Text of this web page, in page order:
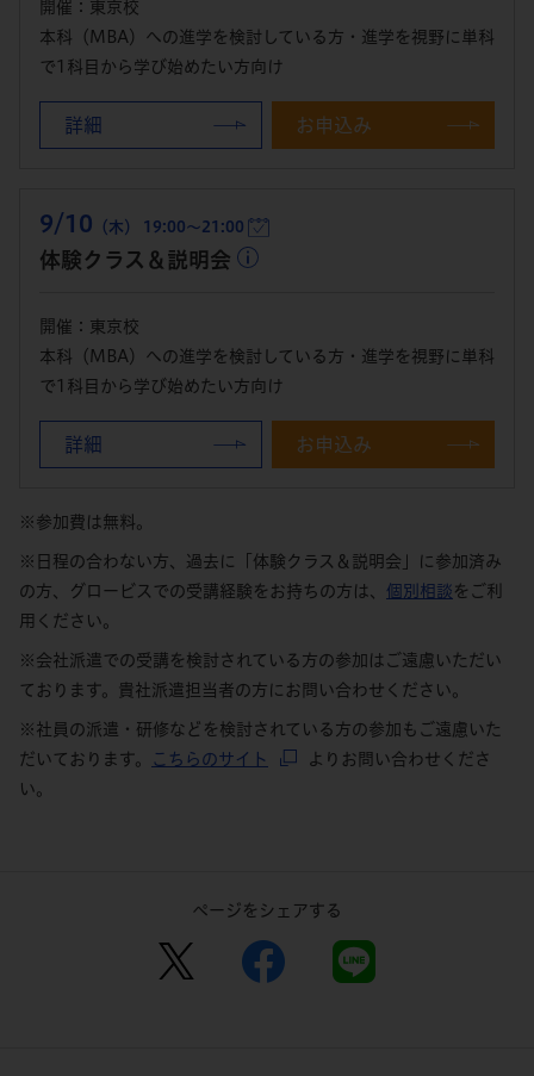
開催：東京校
本科（MBA）への進学を検討している方・進学を視野に単科
で1科目から学び始めたい方向け
詳細 お申込み
9/10 （木） 19:00～21:00
体験クラス＆説明会
開催：東京校
本科（MBA）への進学を検討している方・進学を視野に単科
で1科目から学び始めたい方向け
詳細 お申込み
※参加費は無料。
※日程の合わない方、過去に「体験クラス＆説明会」に参加済み
の方、グロービスでの受講経験をお持ちの方は、 個別相談 をご利
用ください。
※会社派遣での受講を検討されている方の参加はご遠慮いただい
ております。貴社派遣担当者の方にお問い合わせください。
※社員の派遣・研修などを検討されている方の参加もご遠慮いた
だいております。
こちらのサイト
よりお問い合わせくださ
い。
ページをシェアする